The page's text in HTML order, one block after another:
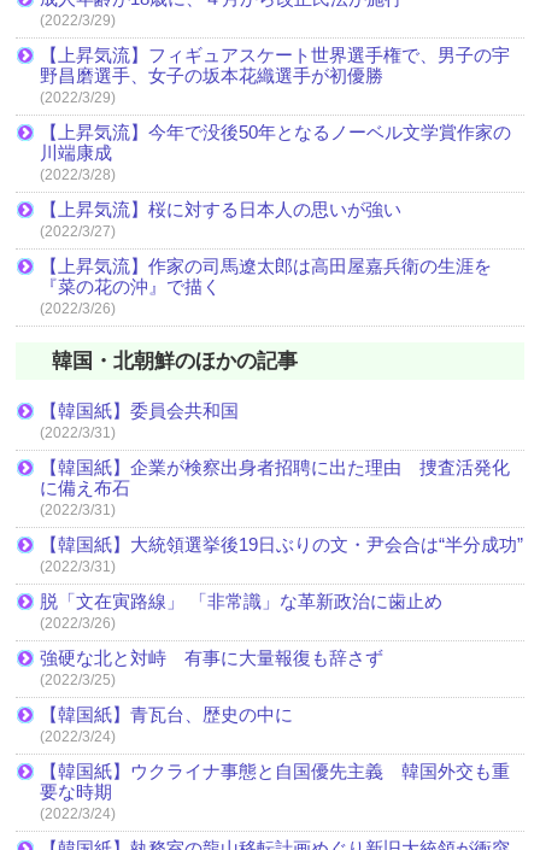
(2022/3/29)
【上昇気流】フィギュアスケート世界選手権で、男子の宇
野昌磨選手、女子の坂本花織選手が初優勝
(2022/3/29)
【上昇気流】今年で没後50年となるノーベル文学賞作家の
川端康成
(2022/3/28)
【上昇気流】桜に対する日本人の思いが強い
(2022/3/27)
【上昇気流】作家の司馬遼太郎は高田屋嘉兵衛の生涯を
『菜の花の沖』で描く
(2022/3/26)
韓国・北朝鮮のほかの記事
【韓国紙】委員会共和国
(2022/3/31)
【韓国紙】企業が検察出身者招聘に出た理由 捜査活発化
に備え布石
(2022/3/31)
【韓国紙】大統領選挙後19日ぶりの文・尹会合は“半分成功”
(2022/3/31)
脱「文在寅路線」 「非常識」な革新政治に歯止め
(2022/3/26)
強硬な北と対峙 有事に大量報復も辞さず
(2022/3/25)
【韓国紙】青瓦台、歴史の中に
(2022/3/24)
【韓国紙】ウクライナ事態と自国優先主義 韓国外交も重
要な時期
(2022/3/24)